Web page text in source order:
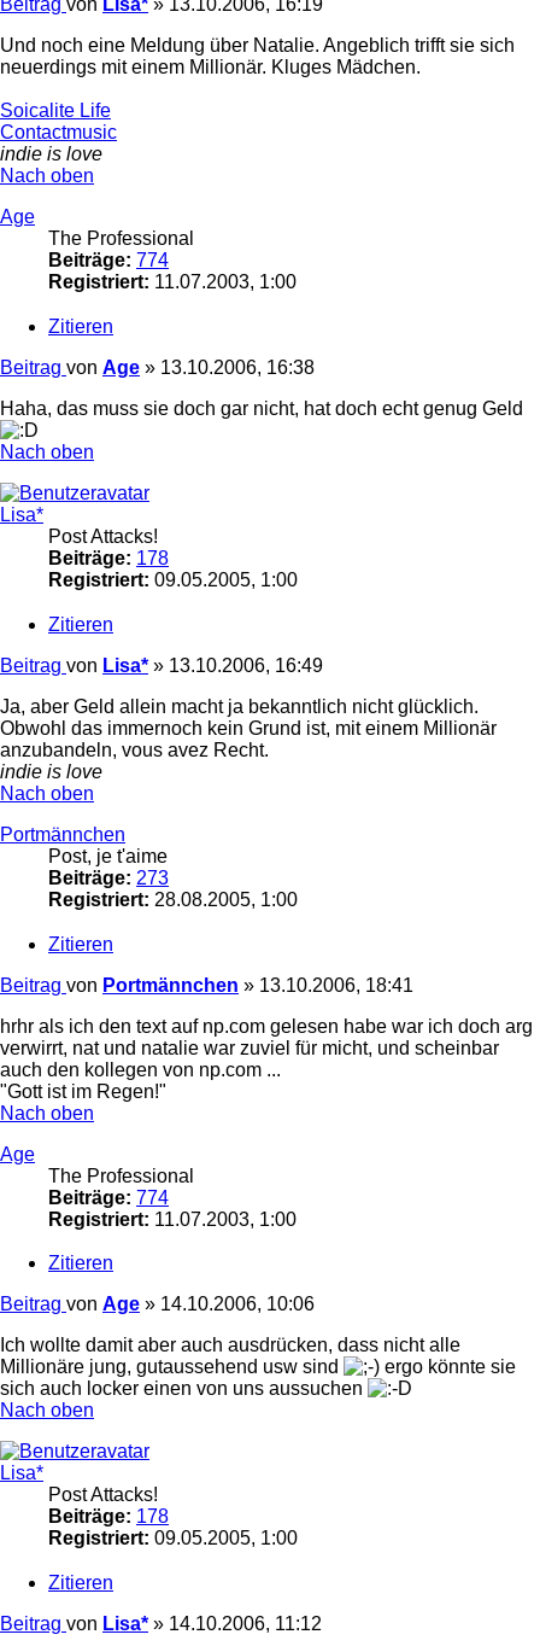
Beitrag von Lisa* » 13.10.2006, 16:19
Und noch eine Meldung über Natalie. Angeblich trifft sie sich
neuerdings mit einem Millionär. Kluges Mädchen.
Soicalite Life
Contactmusic
indie is love
Nach oben
Age
The Professional
Beiträge: 774
Registriert: 11.07.2003, 1:00
Zitieren
Beitrag von Age » 13.10.2006, 16:38
Haha, das muss sie doch gar nicht, hat doch echt genug Geld
Nach oben
Lisa*
Post Attacks!
Beiträge: 178
Registriert: 09.05.2005, 1:00
Zitieren
Beitrag von Lisa* » 13.10.2006, 16:49
Ja, aber Geld allein macht ja bekanntlich nicht glücklich.
Obwohl das immernoch kein Grund ist, mit einem Millionär
anzubandeln, vous avez Recht.
indie is love
Nach oben
Portmännchen
Post, je t'aime
Beiträge: 273
Registriert: 28.08.2005, 1:00
Zitieren
Beitrag von Portmännchen » 13.10.2006, 18:41
hrhr als ich den text auf np.com gelesen habe war ich doch arg
verwirrt, nat und natalie war zuviel für micht, und scheinbar
auch den kollegen von np.com ...
"Gott ist im Regen!"
Nach oben
Age
The Professional
Beiträge: 774
Registriert: 11.07.2003, 1:00
Zitieren
Beitrag von Age » 14.10.2006, 10:06
Ich wollte damit aber auch ausdrücken, dass nicht alle
Millionäre jung, gutaussehend usw sind
ergo könnte sie
sich auch locker einen von uns aussuchen
Nach oben
Lisa*
Post Attacks!
Beiträge: 178
Registriert: 09.05.2005, 1:00
Zitieren
Beitrag von Lisa* » 14.10.2006, 11:12